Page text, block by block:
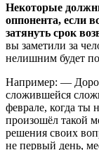
Некоторые
оппонента, если
затянуть срок
вы заметили за
нелишним будет
Например: —
сложившейся
феврале, когда ты
произошёл такой
решения своих
не первый день,